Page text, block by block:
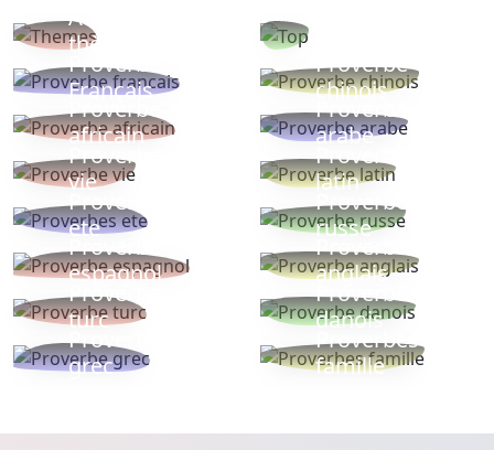
Autres
thèmes
Proverbe
Français
Proverbe
chinois
Proverbe
africain
Proverbe
arabe
Proverbe
vie
Proverbe
latin
Proverbes
ete
Proverbe
russe
Proverbe
espagnol
Proverbe
anglais
Proverbe
turc
Proverbe
danois
Proverbe
grec
Proverbes
famille